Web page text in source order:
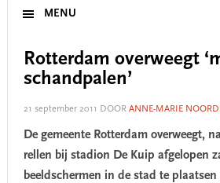
MENU
Rotterdam overweegt
schandpalen’
21 september 2011 DOOR ANNE-MARIE
De gemeente Rotterdam overweegt,
rellen bij stadion De Kuip afgelopen
beeldschermen in de stad te plaatsen